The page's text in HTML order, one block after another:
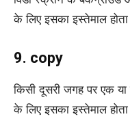
के लिए इसका इस्तेमाल
9. copy
किसी दूसरी जगह पर एक
के लिए इसका इस्तेमाल